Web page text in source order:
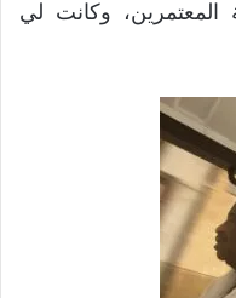
المعتمرين، وكانت لي